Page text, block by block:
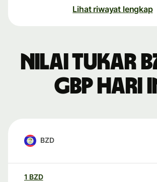
Lihat riwayat lengkap
Nilai tukar
GBP hari
BZD
1 BZD